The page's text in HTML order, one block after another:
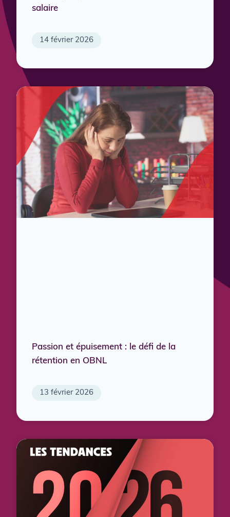
salaire
14 février 2026
Passion et épuisement : le défi de la
rétention en OBNL
13 février 2026